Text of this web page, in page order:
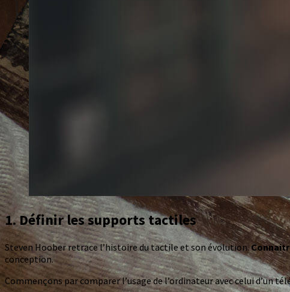
1. Définir les supports tactiles
Steven Hoober retrace l’histoire du tactile et son évolution.
conception.
Commençons par comparer l’usage de l’ordinateur avec celui d’un